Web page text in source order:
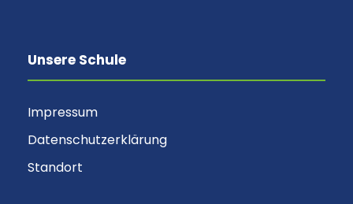
Unsere Schule
Impressum
Datenschutzerklärung
Standort